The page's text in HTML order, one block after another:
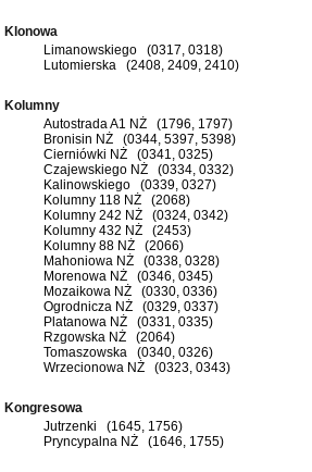
Klonowa
Limanowskiego (0317, 0318)
Lutomierska (2408, 2409, 2410)
Kolumny
Autostrada A1 NŻ (1796, 1797)
Bronisin NŻ (0344, 5397, 5398)
Cierniówki NŻ (0341, 0325)
Czajewskiego NŻ (0334, 0332)
Kalinowskiego (0339, 0327)
Kolumny 118 NŻ (2068)
Kolumny 242 NŻ (0324, 0342)
Kolumny 432 NŻ (2453)
Kolumny 88 NŻ (2066)
Mahoniowa NŻ (0338, 0328)
Morenowa NŻ (0346, 0345)
Mozaikowa NŻ (0330, 0336)
Ogrodnicza NŻ (0329, 0337)
Platanowa NŻ (0331, 0335)
Rzgowska NŻ (2064)
Tomaszowska (0340, 0326)
Wrzecionowa NŻ (0323, 0343)
Kongresowa
Jutrzenki (1645, 1756)
Pryncypalna NŻ (1646, 1755)